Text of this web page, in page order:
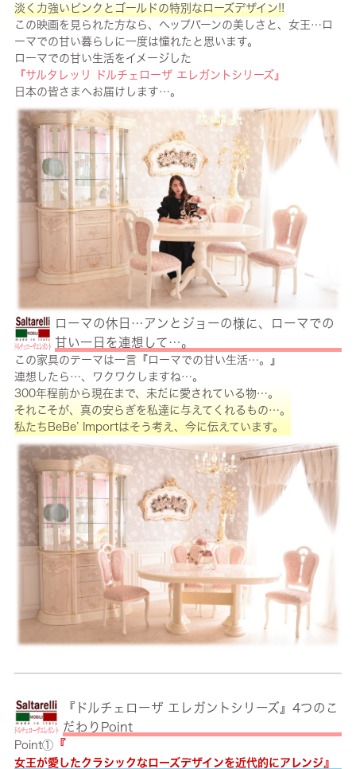
淡く力強いピンクとゴールドの特別なローズデザイン!!
この映画を見られた方なら、ヘップバーンの美しさと、女王…ロ
ーマでの甘い暮らしに一度は憧れたと思います。
ローマでの甘い生活をイメージした
『サルタレッリ ドルチェローザ エレガントシリーズ』
日本の皆さまへお届けします…。
ローマの休日…アンとジョーの様に、ローマでの
甘い一日を連想して…。
この家具のテーマは一言『ローマでの甘い生活…。』
連想したら…、ワクワクしますね…。
300年程前から現在まで、未だに愛されている物…。
それこそが、真の安らぎを私達に与えてくれるもの…。
私たちBeBe’ Importはそう考え、今に伝えています。
『ドルチェローザ エレガントシリーズ』4つのこ
だわりPoint
Point①『
女王が愛したクラシックなローズデザインを近代的にアレンジ』